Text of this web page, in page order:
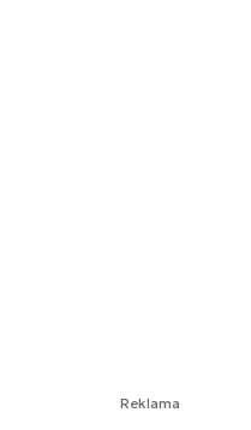
Reklama